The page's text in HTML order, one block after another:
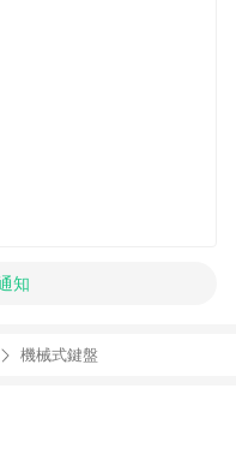
知
機械式鍵盤